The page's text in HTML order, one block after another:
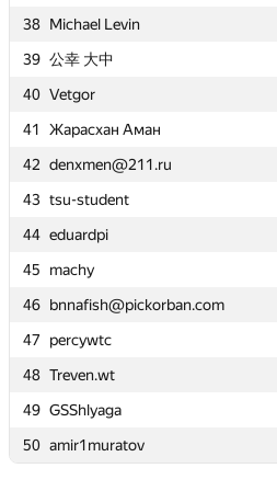
38 Michael Levin
39 公幸 大中
40 Vetgor
41
Жарасхан Аман
42 denxmen@211.ru
43 tsu-student
44 eduardpi
45
machy
46 bnnafish@pickorban.com
47
percywtc
48 Treven.wt
49 GSShlyaga
50 amir1muratov
0
0
0
0
0
0
0
38 Michael Levin
39 公幸 大中
40 Vetgor
41
Жарасхан Аман
42 denxmen@211.ru
43 tsu-student
44 eduardpi
45
machy
46 bnnafish@pickorban.com
47
percywtc
48 Treven.wt
49 GSShlyaga
50 amir1muratov
38 Michael Levin
39 公幸 大中
40 Vetgor
41
Жарасхан Аман
42 denxmen@211.ru
43 tsu-student
44 eduardpi
45
machy
46 bnnafish@pickorban.com
47
percywtc
48 Treven.wt
49 GSShlyaga
50 amir1muratov
0
0
0
0
0
0
0
38 Michael Levin
39 公幸 大中
40 Vetgor
41
Жарасхан Аман
42 denxmen@211.ru
43 tsu-student
44 eduardpi
45
machy
46 bnnafish@pickorban.com
47
percywtc
48 Treven.wt
49 GSShlyaga
50 amir1muratov